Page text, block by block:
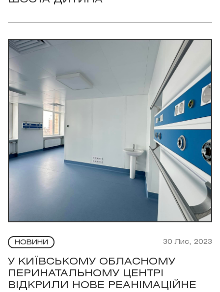
НОВИНИ 30 Лис, 2023
У КИЇВСЬКОМУ ОБЛАСНОМУ
ПЕРИНАТАЛЬНОМУ ЦЕНТРІ
ВІДКРИЛИ НОВЕ РЕАНІМАЦІЙНЕ